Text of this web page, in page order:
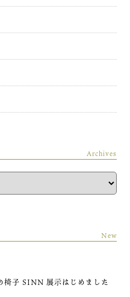
Archives
New
椅子 SINN 展示はじめました